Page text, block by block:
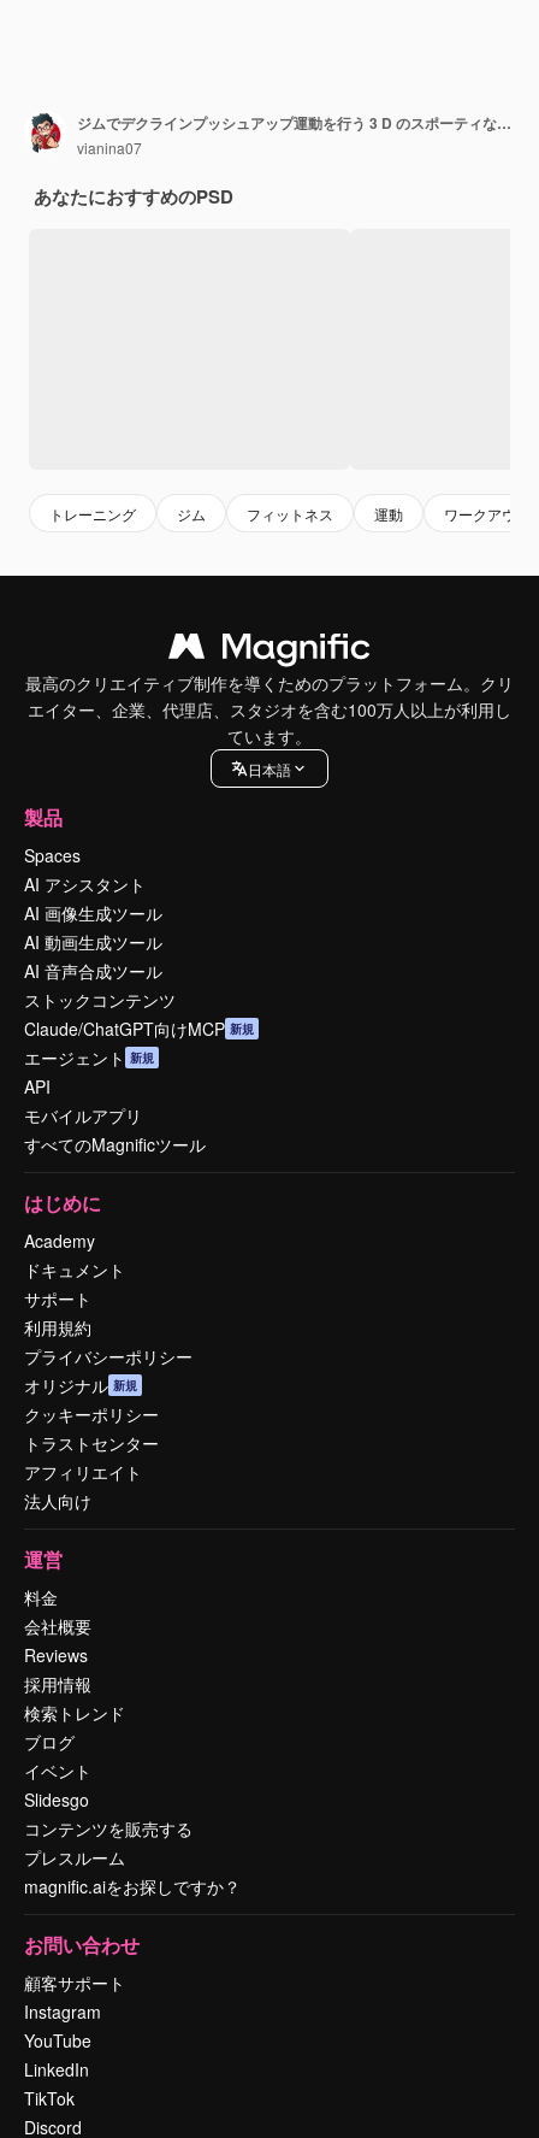
ジムでデクラインプッシュアップ運動を行う 3 D のスポーティな男性キャラクター
vianina07
あなたにおすすめのPSD
トレーニング ジム フィットネス 運動 ワークアウト
最高のクリエイティブ制作を導くためのプラットフォーム。クリ
エイター、企業、代理店、スタジオを含む100万人以上が利用し
ています。
日本語
製品
Spaces
AI アシスタント
AI 画像生成ツール
AI 動画生成ツール
AI 音声合成ツール
ストックコンテンツ
Claude/ChatGPT向けMCP 新規
エージェント 新規
API
モバイルアプリ
すべてのMagnificツール
はじめに
Academy
ドキュメント
サポート
利用規約
プライバシーポリシー
オリジナル 新規
クッキーポリシー
トラストセンター
アフィリエイト
法人向け
運営
料金
会社概要
Reviews
採用情報
検索トレンド
ブログ
イベント
Slidesgo
コンテンツを販売する
プレスルーム
magnific.aiをお探しですか？
お問い合わせ
顧客サポート
Instagram
YouTube
LinkedIn
TikTok
Discord